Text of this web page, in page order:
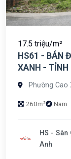
17.5 triệu/m²
HS61 - BÁN
XANH - TỈNH
Phường Cao
260m² Nam
HS - Sàn
Anh